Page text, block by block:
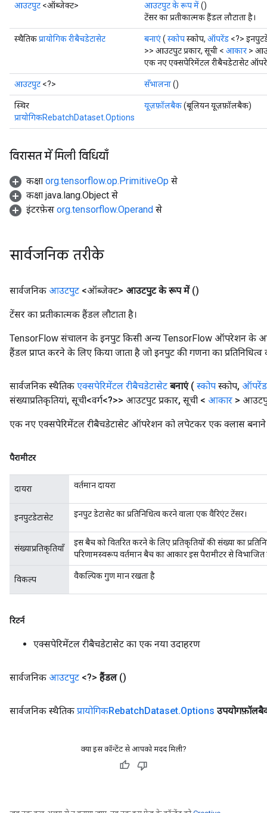
आउटपुट <ऑब्जेक्ट> आउटपुट के रूप में()
टेंसर का प्रतीकात्मक हैंडल लौटाता है।
स्थैतिकप्रायोगिक रीबैचडेटासेट बनाएं( स्कोपस्कोप, ऑपरेंड <?>
>> आउटपुट प्रकार, सूची < आकार >
एक नए एक्सपेरिमेंटल रीबैचडेटासेट
आउटपुट <?> सँभालना()
स्थिर
प्रायोगिकRebatchDataset.Options
यूज़फ़ॉलबैक(बूलियन यूज़फ़ॉलबैक)
विरासत में मिली विधियाँ
कक्षा org.tensorflow.op.PrimitiveOp से
कक्षा java.lang.Object से
इंटरफ़ेस org.tensorflow.Operand से
सार्वजनिक तरीके
सार्वजनिक आउटपुट <ऑब्जेक्ट> आउटपुट के रूप में ()
टेंसर का प्रतीकात्मक हैंडल लौटाता है।
TensorFlow संचालन के इनपुट किसी अन्य TensorFlow ऑपरेशन के
हैंडल प्राप्त करने के लिए किया जाता है जो इनपुट की गणना का प्रतिनिधित्व
सार्वजनिक स्थैतिक एक्सपेरिमेंटल रीबैचडेटासेट बनाएं ( स्कोप स्कोप, ऑपरेंड
संख्याप्रतिकृतियां, सूची<वर्ग<?>> आउटपुट प्रकार, सूची < आकार >
एक नए एक्सपेरिमेंटल रीबैचडेटासेट ऑपरेशन को लपेटकर एक क्लास बनाने
पैरामीटर
दायरा वर्तमान दायरा
इनपुटडेटासेट इनपुट डेटासेट का प्रतिनिधित्व करने वाला एक वैरिएंट टेंसर।
संख्याप्रतिकृतियाँ
इस बैच को वितरित करने के लिए प्रतिकृतियों की संख्या का
परिणामस्वरूप वर्तमान बैच का आकार इस पैरामीटर से विभाजित
विकल्प वैकल्पिक गुण मान रखता है
रिटर्न
एक्सपेरिमेंटल रीबैचडेटासेट का एक नया उदाहरण
सार्वजनिक आउटपुट <?> हैंडल ()
सार्वजनिक स्थैतिक प्रायोगिकRebatchDataset.Options
क्या इस कॉन्टेंट से आपको मदद मिली?